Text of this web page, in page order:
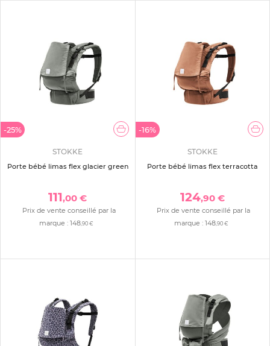
-25%
STOKKE
Porte bébé limas flex glacier green
111,00 €
Prix de vente conseillé par la
marque :148 ,90 €
-16%
STOKKE
Porte bébé limas flex terracotta
124,90 €
Prix de vente conseillé par la
marque : 148,90 €